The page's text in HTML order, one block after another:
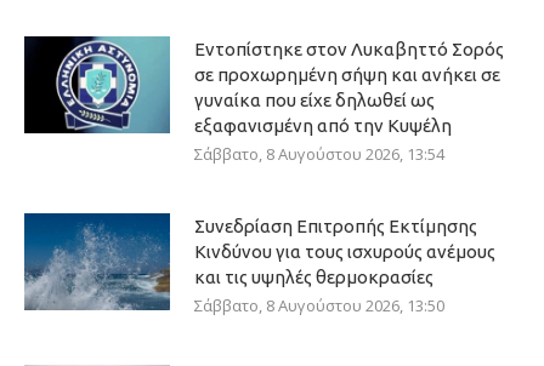
Εντοπίστηκε στον Λυκαβηττό Σορός
σε προχωρημένη σήψη και ανήκει σε
γυναίκα που είχε δηλωθεί ως
εξαφανισμένη από την Κυψέλη
Σάββατο, 8 Αυγούστου 2026, 13:54
Συνεδρίαση Επιτροπής Εκτίμησης
Κινδύνου για τους ισχυρούς ανέμους
και τις υψηλές θερμοκρασίες
Σάββατο, 8 Αυγούστου 2026, 13:50